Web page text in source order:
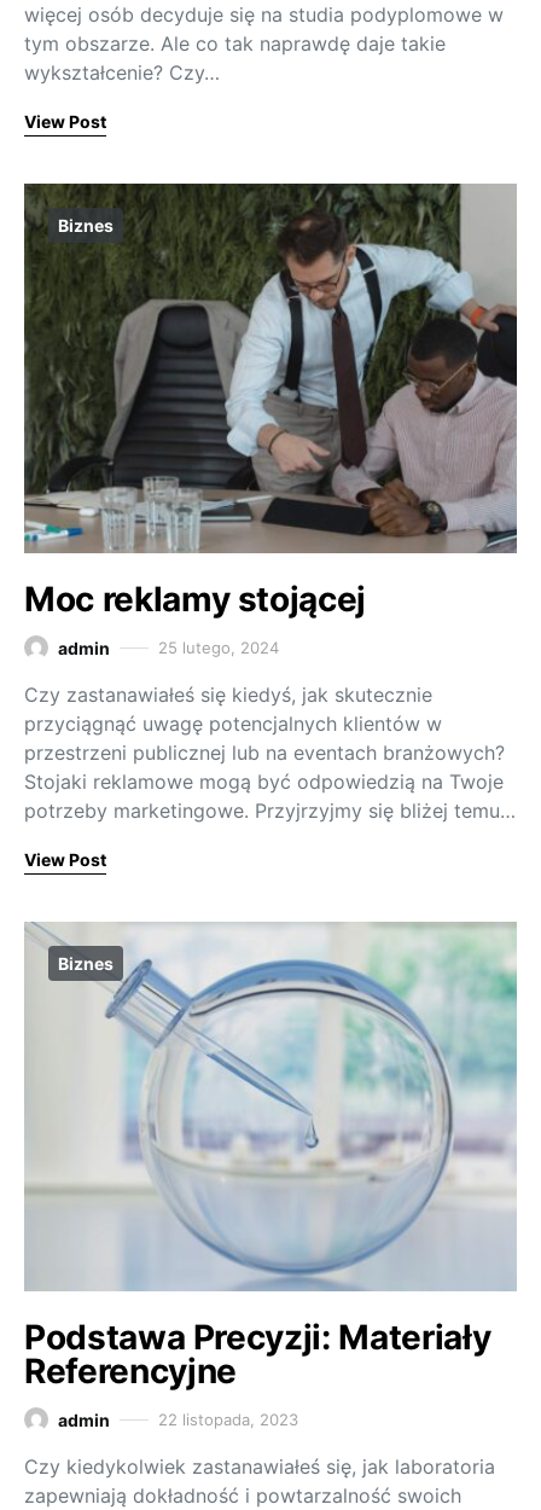
więcej osób decyduje się na studia podyplomowe w
tym obszarze. Ale co tak naprawdę daje takie
wykształcenie? Czy…
View Post
Biznes
Moc reklamy stojącej
admin 25 lutego, 2024
Czy zastanawiałeś się kiedyś, jak skutecznie
przyciągnąć uwagę potencjalnych klientów w
przestrzeni publicznej lub na eventach branżowych?
Stojaki reklamowe mogą być odpowiedzią na Twoje
potrzeby marketingowe. Przyjrzyjmy się bliżej temu…
View Post
Biznes
Podstawa Precyzji: Materiały
Referencyjne
admin 22 listopada, 2023
Czy kiedykolwiek zastanawiałeś się, jak laboratoria
zapewniają dokładność i powtarzalność swoich